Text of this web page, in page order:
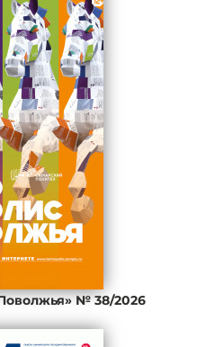
№ 38/2026